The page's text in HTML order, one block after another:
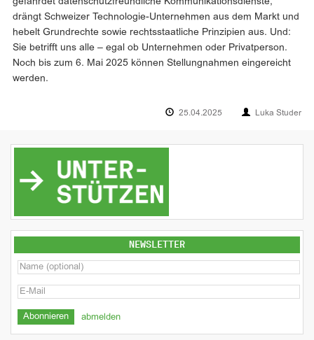
drängt Schweizer Technologie-Unternehmen aus dem Markt und
hebelt Grundrechte sowie rechtsstaatliche Prinzipien aus. Und:
Sie betrifft uns alle – egal ob Unternehmen oder Privatperson.
Noch bis zum 6. Mai 2025 können Stellungnahmen eingereicht
werden.
25.04.2025 Luka Studer
NEWSLETTER
abmelden